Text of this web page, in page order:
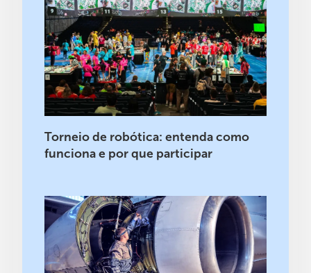
Torneio de robótica: entenda como
funciona e por que participar